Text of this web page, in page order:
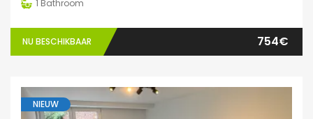
1 Bathroom
NU BESCHIKBAAR 754€
NIEUW